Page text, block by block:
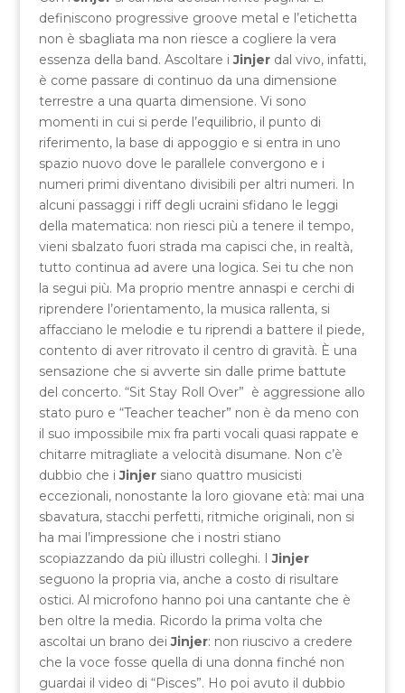
definiscono progressive groove metal e l’etichetta
non è sbagliata ma non riesce a cogliere la vera
essenza della band. Ascoltare iJinjerdal vivo, infatti,
è come passare di continuo da una dimensione
terrestre a una quarta dimensione. Vi sono
momenti in cui si perde l’equilibrio, il punto di
riferimento, la base di appoggio e si entra in uno
spazio nuovo dove le parallele convergono e i
numeri primi diventano divisibili per altri numeri. In
alcuni passaggi i riff degli ucraini sfidano le leggi
della matematica: non riesci più a tenere il tempo,
vieni sbalzato fuori strada ma capisci che, in realtà,
tutto continua ad avere una logica. Sei tu che non
la segui più. Ma proprio mentre annaspi e cerchi di
riprendere l’orientamento, la musica rallenta, si
affacciano le melodie e tu riprendi a battere il piede,
contento di aver ritrovato il centro di gravità. È una
sensazione che si avverte sin dalle prime battute
del concerto. “Sit Stay Roll Over” è aggressione allo
stato puro e “Teacher teacher” non è da meno con
il suo impossibile mix fra parti vocali quasi rappate e
chitarre mitragliate a velocità disumane. Non c’è
dubbio che iJinjersiano quattro musicisti
eccezionali, nonostante la loro giovane età: mai una
sbavatura, stacchi perfetti, ritmiche originali, non si
ha mai l’impressione che i nostri stiano
scopiazzando da più illustri colleghi. IJinjer
seguono la propria via, anche a costo di risultare
ostici. Al microfono hanno poi una cantante che è
ben oltre la media. Ricordo la prima volta che
ascoltai un brano deiJinjer: non riuscivo a credere
che la voce fosse quella di una donna finché non
guardai il video di “Pisces”. Ho poi avuto il dubbio